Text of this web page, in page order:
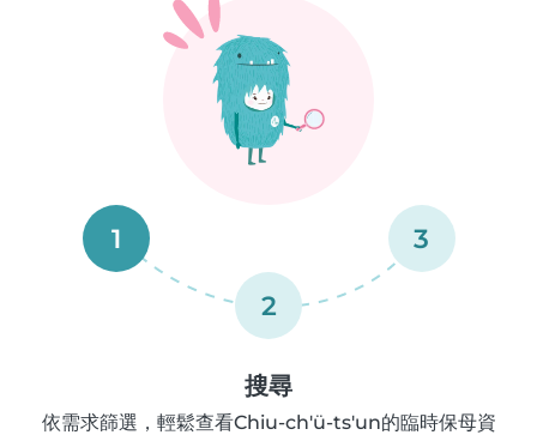
1
2
3
搜尋
依需求篩選，輕鬆查看Chiu-ch'ü-ts'un的臨時保母資